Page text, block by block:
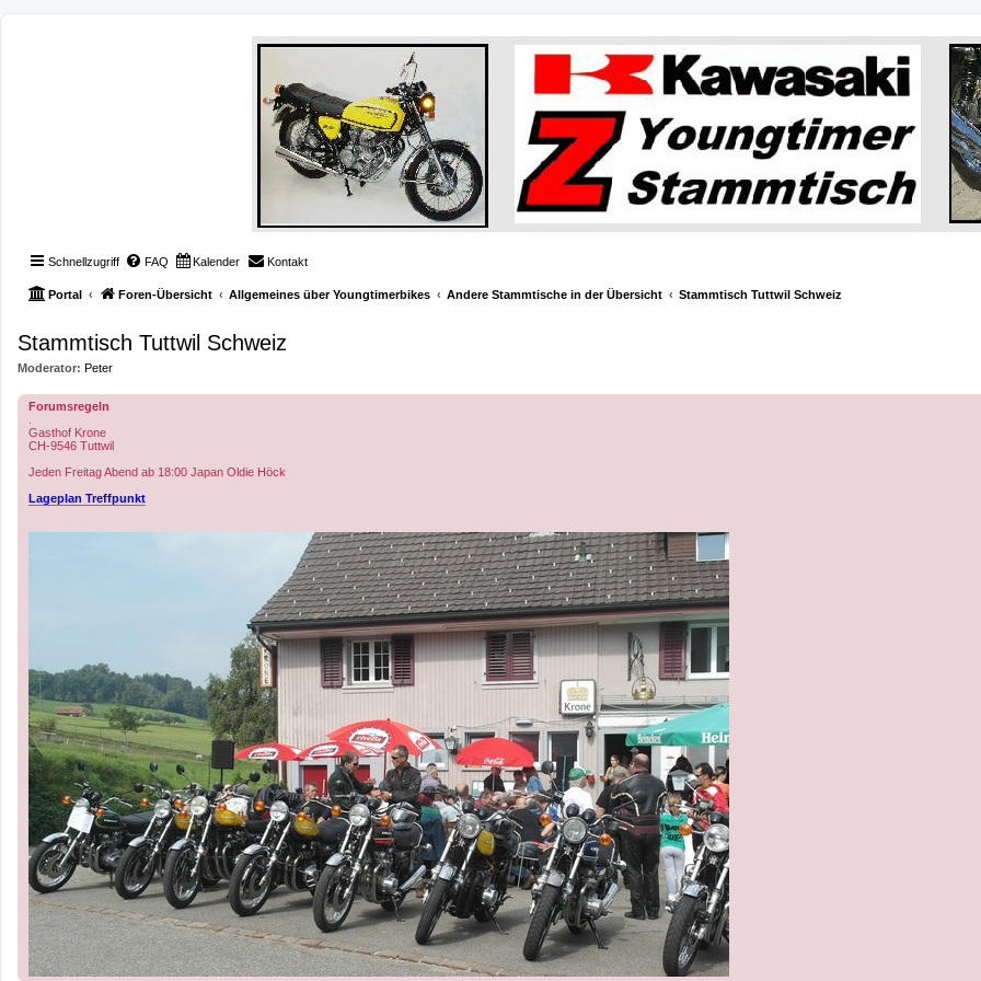
Schnellzugriff FAQ Kalender Kontakt
Portal Foren-Übersicht Allgemeines über Youngtimerbikes Andere Stammtische in der Übersicht Stammtisch Tuttwil Schweiz
Stammtisch Tuttwil Schweiz
Moderator: Peter
Forumsregeln
Gasthof Krone
CH-9546 Tuttwil
Jeden Freitag Abend ab 18:00 Japan Oldie Höck
Lageplan Treffpunkt